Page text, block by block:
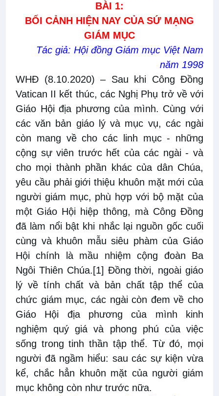
BÀI 1:
BỐI CẢNH HIỆN NAY CỦA SỨ MẠNG
GIÁM MỤC
Tác giả: Hội đồng Giám mục Việt Nam
năm 1998
WHĐ (8.10.2020) – Sau khi Công Đồng
Vatican II kết thúc, các Nghị Phụ trở về với
Giáo Hội địa phương của mình. Cùng với
các văn bản giáo lý và mục vụ, các ngài
còn mang về cho các linh mục - những
cộng sự viên trước hết của các ngài - và
cho mọi thành phần khác của dân Chúa,
yêu cầu phải giới thiệu khuôn mặt mới của
người giám mục, phù hợp với bộ mặt của
một Giáo Hội hiệp thông, mà Công Đồng
đã làm nổi bật khi nhắc lại nguồn gốc cuối
cùng và khuôn mẫu siêu phàm của Giáo
Hội chính là mầu nhiệm cộng đoàn Ba
Ngôi Thiên Chúa. [1] Đồng thời, ngoài giáo
lý về tính chất và bản chất tập thể của
chức giám mục, các ngài còn đem về cho
Giáo Hội địa phương của mình kinh
nghiệm quý giá và phong phú của việc
sống trong tinh thần tập thể. Từ đó, mọi
người đã ngầm hiểu: sau các sự kiện vừa
kể, chắc hẳn khuôn mặt của người giám
mục không còn như trước nữa.